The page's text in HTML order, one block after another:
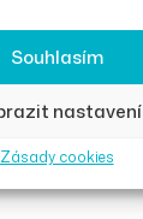
Souhlasím
nastavení
Zásady cookies